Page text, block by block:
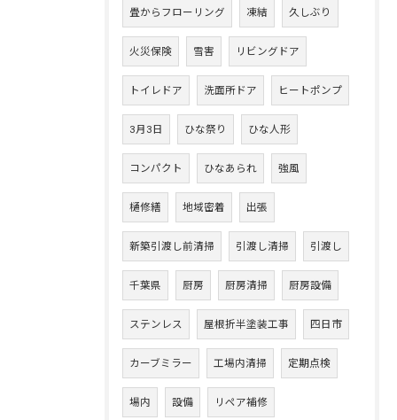
畳からフローリング 凍結 久しぶり
火災保険 雪害 リビングドア
トイレドア 洗面所ドア ヒートポンプ
3月3日 ひな祭り ひな人形
コンパクト ひなあられ 強風
樋修繕 地域密着 出張
新築引渡し前清掃 引渡し清掃 引渡し
千葉県 厨房 厨房清掃 厨房設備
ステンレス 屋根折半塗装工事 四日市
カーブミラー 工場内清掃 定期点検
場内 設備 リペア補修